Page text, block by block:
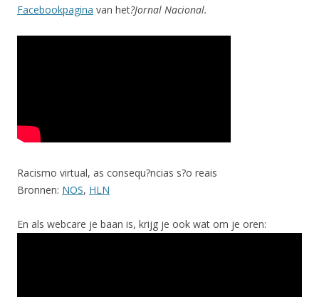
Facebookpagina van het?Jornal Nacional.
Racismo virtual, as consequ?ncias s?o reais
Bronnen: NOS, HLN
En als webcare je baan is, krijg je ook wat om je oren: